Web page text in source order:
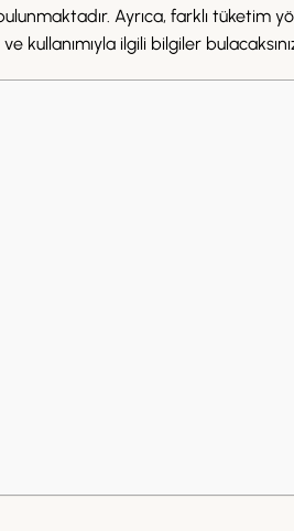
Ayrıca, farklı tüketim
kullanımıyla ilgili bilgiler